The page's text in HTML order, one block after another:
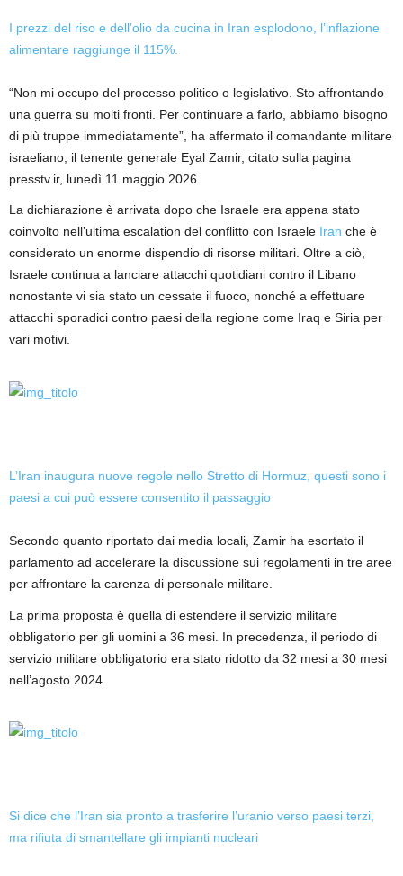
I prezzi del riso e dell’olio da cucina in Iran esplodono, l’inflazione
alimentare raggiunge il 115%.
“Non mi occupo del processo politico o legislativo. Sto affrontando
una guerra su molti fronti. Per continuare a farlo, abbiamo bisogno
di più truppe immediatamente”, ha affermato il comandante militare
israeliano, il tenente generale Eyal Zamir, citato sulla pagina
presstv.ir, lunedì 11 maggio 2026.
La dichiarazione è arrivata dopo che Israele era appena stato
coinvolto nell’ultima escalation del conflitto con Israele Iran che è
considerato un enorme dispendio di risorse militari. Oltre a ciò,
Israele continua a lanciare attacchi quotidiani contro il Libano
nonostante vi sia stato un cessate il fuoco, nonché a effettuare
attacchi sporadici contro paesi della regione come Iraq e Siria per
vari motivi.
L’Iran inaugura nuove regole nello Stretto di Hormuz, questi sono i
paesi a cui può essere consentito il passaggio
Secondo quanto riportato dai media locali, Zamir ha esortato il
parlamento ad accelerare la discussione sui regolamenti in tre aree
per affrontare la carenza di personale militare.
La prima proposta è quella di estendere il servizio militare
obbligatorio per gli uomini a 36 mesi. In precedenza, il periodo di
servizio militare obbligatorio era stato ridotto da 32 mesi a 30 mesi
nell’agosto 2024.
Si dice che l’Iran sia pronto a trasferire l’uranio verso paesi terzi,
ma rifiuta di smantellare gli impianti nucleari